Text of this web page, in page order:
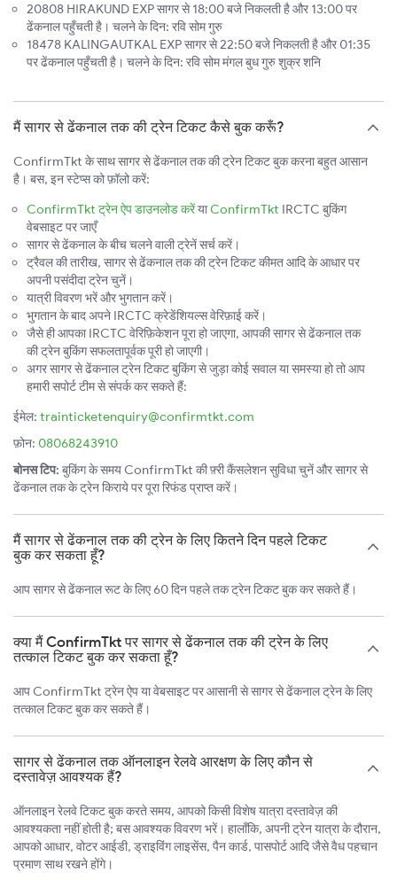
20808 HIRAKUND EXP सागर से 18:00 बजे निकलती है और 13:00 पर
ढेंकनाल पहुँचती है। चलने के दिन: रवि सोम गुरु
18478 KALINGAUTKAL EXP सागर से 22:50 बजे निकलती है और 01:35
पर ढेंकनाल पहुँचती है। चलने के दिन: रवि सोम मंगल बुध गुरु शुक्र शनि
मैं सागर से ढेंकनाल तक की ट्रेन टिकट कैसे बुक करूँ?
ConfirmTkt के साथ सागर से ढेंकनाल तक की ट्रेन टिकट बुक करना बहुत आसान
है। बस, इन स्टेप्स को फ़ॉलो करें:
ConfirmTkt ट्रेन ऐप डाउनलोड करेंयाConfirmTkt IRCTC बुकिंग
वेबसाइट पर जाएँ
सागर से ढेंकनाल के बीच चलने वाली ट्रेनें सर्च करें।
ट्रैवल की तारीख, सागर से ढेंकनाल तक की ट्रेन टिकट कीमत आदि के आधार पर
अपनी पसंदीदा ट्रेन चुनें।
यात्री विवरण भरें और भुगतान करें।
भुगतान के बाद अपने IRCTC क्रेडेंशियल्स वेरिफ़ाई करें।
जैसे ही आपका IRCTC वेरिफ़िकेशन पूरा हो जाएगा, आपकी सागर से ढेंकनाल तक
की ट्रेन बुकिंग सफलतापूर्वक पूरी हो जाएगी।
अगर सागर से ढेंकनाल ट्रेन टिकट बुकिंग से जुड़ा कोई सवाल या समस्या हो तो आप
हमारी सपोर्ट टीम से संपर्क कर सकते हैं:
ईमेल: trainticketenquiry@confirmtkt.com
फ़ोन: 08068243910
बोनस टिप: बुकिंग के समय ConfirmTkt की फ़्री कैंसलेशन सुविधा चुनें और सागर से
ढेंकनाल तक के ट्रेन किराये पर पूरा रिफंड प्राप्त करें।
मैं सागर से ढेंकनाल तक की ट्रेन के लिए कितने दिन पहले टिकट
बुक कर सकता हूँ?
आप सागर से ढेंकनाल रूट के लिए 60 दिन पहले तक ट्रेन टिकट बुक कर सकते हैं।
क्या मैं ConfirmTkt पर सागर से ढेंकनाल तक की ट्रेन के लिए
तत्काल टिकट बुक कर सकता हूँ?
आप ConfirmTkt ट्रेन ऐप या वेबसाइट पर आसानी से सागर से ढेंकनाल ट्रेन के लिए
तत्काल टिकट बुक कर सकते हैं।
सागर से ढेंकनाल तक ऑनलाइन रेलवे आरक्षण के लिए कौन से
दस्तावेज़ आवश्यक हैं?
ऑनलाइन रेलवे टिकट बुक करते समय, आपको किसी विशेष यात्रा दस्तावेज़ की
आवश्यकता नहीं होती है; बस आवश्यक विवरण भरें। हालाँकि, अपनी ट्रेन यात्रा के दौरान,
आपको आधार, वोटर आईडी, ड्राइविंग लाइसेंस, पैन कार्ड, पासपोर्ट आदि जैसे वैध पहचान
प्रमाण साथ रखने होंगे।